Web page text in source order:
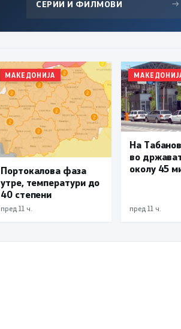
СЕРИИ И ФИЛМОВИ →
МАКЕДОНИЈА
Портокалова фаза
утре, температури до
40 степени
пред 11 ч.
На
во
околу 45
пред 11 ч.